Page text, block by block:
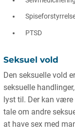
PTSD
Seksuel vold
Den seksuelle vold
seksuelle
lyst til. Der kan
tale om andre
at have sex med